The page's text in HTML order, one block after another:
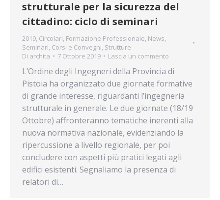
strutturale per la sicurezza del
cittadino: ciclo di seminari
2019, Circolari, Formazione Professionale, News,
Seminari, Corsi e Convegni, Strutture
Di archita 7 Ottobre 2019 Lascia un commento
L’Ordine degli Ingegneri della Provincia di
Pistoia ha organizzato due giornate formative
di grande interesse, riguardanti l’ingegneria
strutturale in generale. Le due giornate (18/19
Ottobre) affronteranno tematiche inerenti alla
nuova normativa nazionale, evidenziando la
ripercussione a livello regionale, per poi
concludere con aspetti più pratici legati agli
edifici esistenti. Segnaliamo la presenza di
relatori di…